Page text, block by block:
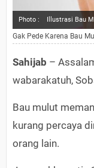
Photo : Illustrasi Bau
Gak Pede Karena Bau
Sahijab –
wabarakatuh,
Bau mulut
kurang percaya
orang lain.